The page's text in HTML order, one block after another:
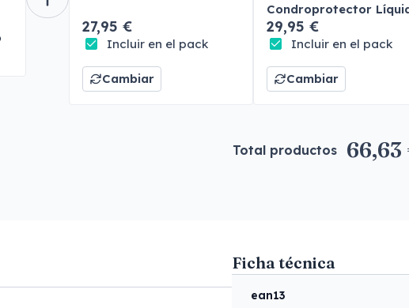
27,95 €
Incluir en el pack
Cambiar
Condroprotector
Perros y Gatos
29,95 €
Incluir en el pack
Cambiar
Total productos 66,63
Ficha técnica
ean13